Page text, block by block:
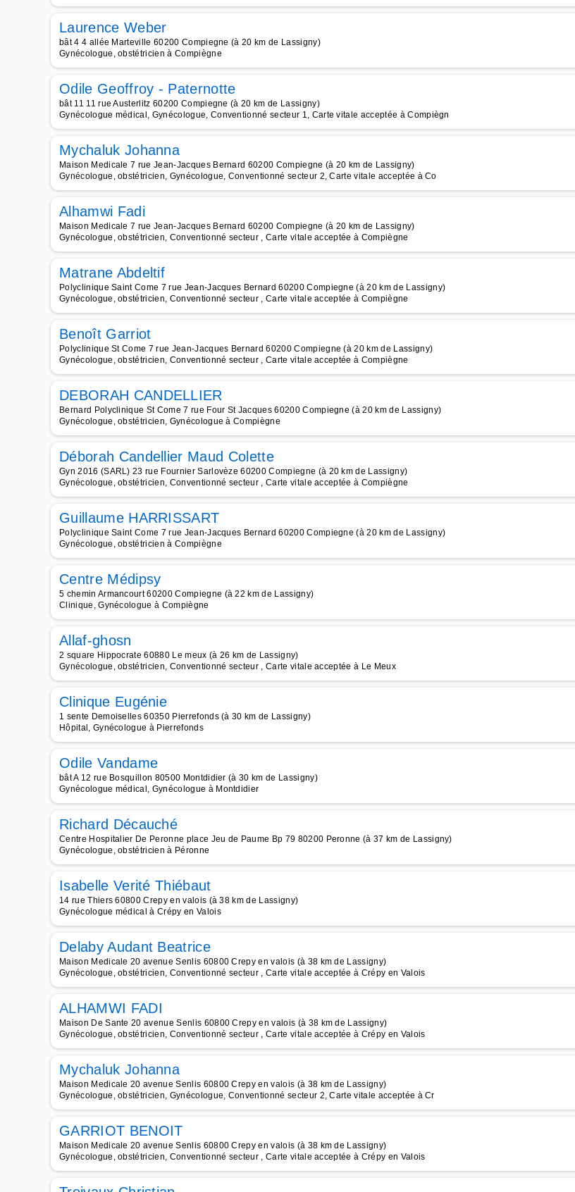
Laurence Weber
bât 4 4 allée Marteville 60200 Compiegne (à 20 km de Lassigny)
Gynécologue, obstétricien à Compiègne
Odile Geoffroy - Paternotte
bât 11 11 rue Austerlitz 60200 Compiegne (à 20 km de Lassigny)
Gynécologue médical, Gynécologue, Conventionné secteur 1, Carte vitale acceptée à Compiègn
Mychaluk Johanna
Maison Medicale 7 rue Jean-Jacques Bernard 60200 Compiegne (à 20 km de Lassigny)
Gynécologue, obstétricien, Gynécologue, Conventionné secteur 2, Carte vitale acceptée à Co
Alhamwi Fadi
Maison Medicale 7 rue Jean-Jacques Bernard 60200 Compiegne (à 20 km de Lassigny)
Gynécologue, obstétricien, Conventionné secteur , Carte vitale acceptée à Compiègne
Matrane Abdeltif
Polyclinique Saint Come 7 rue Jean-Jacques Bernard 60200 Compiegne (à 20 km de Lassigny)
Gynécologue, obstétricien, Conventionné secteur , Carte vitale acceptée à Compiègne
Benoît Garriot
Polyclinique St Come 7 rue Jean-Jacques Bernard 60200 Compiegne (à 20 km de Lassigny)
Gynécologue, obstétricien, Conventionné secteur , Carte vitale acceptée à Compiègne
DEBORAH CANDELLIER
Bernard Polyclinique St Come 7 rue Four St Jacques 60200 Compiegne (à 20 km de Lassigny)
Gynécologue, obstétricien, Gynécologue à Compiègne
Déborah Candellier Maud Colette
Gyn 2016 (SARL) 23 rue Fournier Sarlovèze 60200 Compiegne (à 20 km de Lassigny)
Gynécologue, obstétricien, Conventionné secteur , Carte vitale acceptée à Compiègne
Guillaume HARRISSART
Polyclinique Saint Come 7 rue Jean-Jacques Bernard 60200 Compiegne (à 20 km de Lassigny)
Gynécologue, obstétricien à Compiègne
Centre Médipsy
5 chemin Armancourt 60200 Compiegne (à 22 km de Lassigny)
Clinique, Gynécologue à Compiègne
Allaf-ghosn
2 square Hippocrate 60880 Le meux (à 26 km de Lassigny)
Gynécologue, obstétricien, Conventionné secteur , Carte vitale acceptée à Le Meux
Clinique Eugénie
1 sente Demoiselles 60350 Pierrefonds (à 30 km de Lassigny)
Hôpital, Gynécologue à Pierrefonds
Odile Vandame
bât A 12 rue Bosquillon 80500 Montdidier (à 30 km de Lassigny)
Gynécologue médical, Gynécologue à Montdidier
Richard Décauché
Centre Hospitalier De Peronne place Jeu de Paume Bp 79 80200 Peronne (à 37 km de Lassigny)
Gynécologue, obstétricien à Péronne
Isabelle Verité Thiébaut
14 rue Thiers 60800 Crepy en valois (à 38 km de Lassigny)
Gynécologue médical à Crépy en Valois
Delaby Audant Beatrice
Maison Medicale 20 avenue Senlis 60800 Crepy en valois (à 38 km de Lassigny)
Gynécologue, obstétricien, Conventionné secteur , Carte vitale acceptée à Crépy en Valois
ALHAMWI FADI
Maison De Sante 20 avenue Senlis 60800 Crepy en valois (à 38 km de Lassigny)
Gynécologue, obstétricien, Conventionné secteur , Carte vitale acceptée à Crépy en Valois
Mychaluk Johanna
Maison Medicale 20 avenue Senlis 60800 Crepy en valois (à 38 km de Lassigny)
Gynécologue, obstétricien, Gynécologue, Conventionné secteur 2, Carte vitale acceptée à Cr
GARRIOT BENOIT
Maison Medicale 20 avenue Senlis 60800 Crepy en valois (à 38 km de Lassigny)
Gynécologue, obstétricien, Conventionné secteur , Carte vitale acceptée à Crépy en Valois